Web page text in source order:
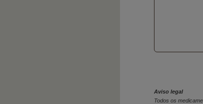
Aviso legal
Todos os